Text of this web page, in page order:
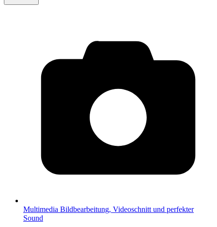
Multimedia Bildbearbeitung, Videoschnitt und perfekter
Sound